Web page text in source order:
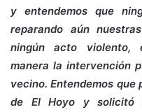
y entendemos que
reparando aún
ningún acto violento,
manera la intervención
vecino. Entendemos
de El Hoyo y solicitó